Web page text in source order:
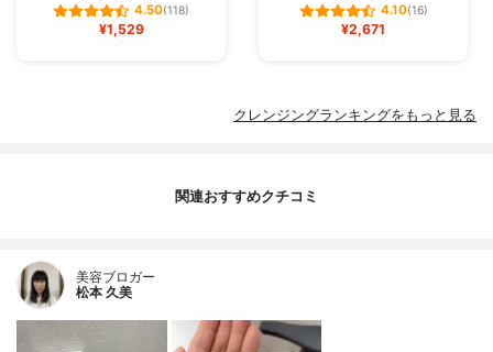
4.50(118)
¥1,529
4.10(16)
¥2,671
クレンジングランキングをもっと見る
関連おすすめクチコミ
美容ブロガー
松本 久美